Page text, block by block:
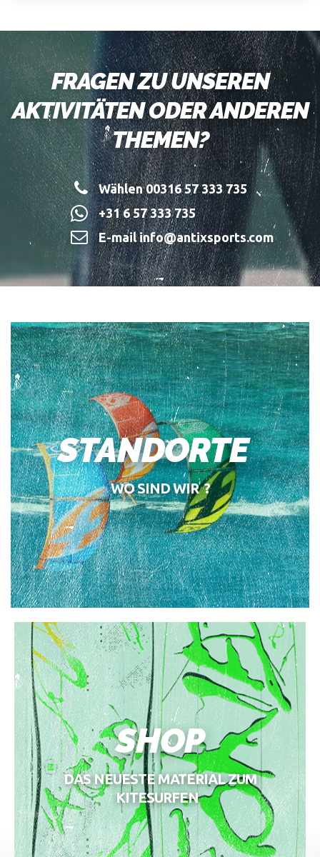
FRAGEN ZU UNSEREN
AKTIVITÄTEN ODER ANDEREN
THEMEN?
Wählen 00316 57 333 735
+31 6 57 333 735
E-mail info@antixsports.com
STANDORTE
WO SIND WIR ?
SHOP
DAS NEUESTE MATERIAL ZUM
KITESURFEN